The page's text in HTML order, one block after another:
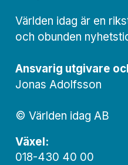
Världen idag är en
och obunden
Ansvarig utgivare
Jonas Adolfsson
© Världen idag AB
Växel:
018-430 40 00